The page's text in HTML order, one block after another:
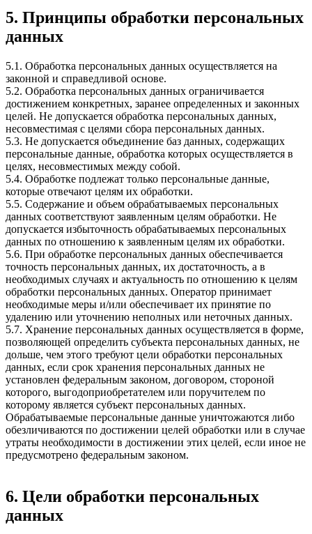
5. Принципы обработки персональных
данных
5.1. Обработка персональных данных осуществляется на
законной и справедливой основе.
5.2. Обработка персональных данных ограничивается
достижением конкретных, заранее определенных и законных
целей. Не допускается обработка персональных данных,
несовместимая с целями сбора персональных данных.
5.3. Не допускается объединение баз данных, содержащих
персональные данные, обработка которых осуществляется в
целях, несовместимых между собой.
5.4. Обработке подлежат только персональные данные,
которые отвечают целям их обработки.
5.5. Содержание и объем обрабатываемых персональных
данных соответствуют заявленным целям обработки. Не
допускается избыточность обрабатываемых персональных
данных по отношению к заявленным целям их обработки.
5.6. При обработке персональных данных обеспечивается
точность персональных данных, их достаточность, а в
необходимых случаях и актуальность по отношению к целям
обработки персональных данных. Оператор принимает
необходимые меры и/или обеспечивает их принятие по
удалению или уточнению неполных или неточных данных.
5.7. Хранение персональных данных осуществляется в форме,
позволяющей определить субъекта персональных данных, не
дольше, чем этого требуют цели обработки персональных
данных, если срок хранения персональных данных не
установлен федеральным законом, договором, стороной
которого, выгодоприобретателем или поручителем по
которому является субъект персональных данных.
Обрабатываемые персональные данные уничтожаются либо
обезличиваются по достижении целей обработки или в случае
утраты необходимости в достижении этих целей, если иное не
предусмотрено федеральным законом.
6. Цели обработки персональных
данных